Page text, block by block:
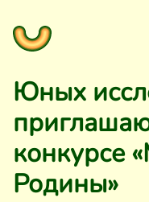
Юных
конкурсе
Родины»